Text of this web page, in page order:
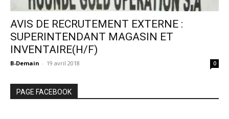
AVIS DE RECRUTEMENT EXTERNE :
SUPERINTENDANT MAGASIN ET
INVENTAIRE(H/F)
B-Demain - 19 avril 2018 0
PAGE FACEBOOK